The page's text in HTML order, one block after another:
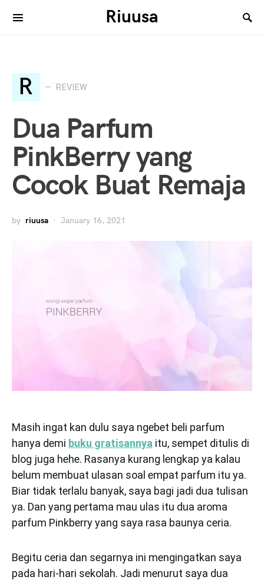
Riuusa
Search for:
R REVIEW
Dua Parfum
PinkBerry yang
Cocok Buat Remaja
by riuusa January 16, 2021
Masih ingat kan dulu saya ngebet beli parfum
hanya demi buku gratisannya itu, sempet ditulis di
blog juga hehe. Rasanya kurang lengkap ya kalau
belum membuat ulasan soal empat parfum itu ya.
Biar tidak terlalu banyak, saya bagi jadi dua tulisan
ya. Dan yang pertama mau ulas itu dua aroma
parfum Pinkberry yang saya rasa baunya ceria.
Begitu ceria dan segarnya ini mengingatkan saya
pada hari-hari sekolah. Jadi menurut saya dua